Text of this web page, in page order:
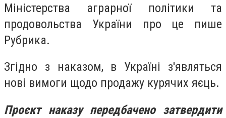
Міністерства аграрної політики та
продовольства України про це пише
Рубрика.
Згідно з наказом, в Україні з'являться
нові вимоги щодо продажу курячих яєць.
Проєкт наказу передбачено затвердити